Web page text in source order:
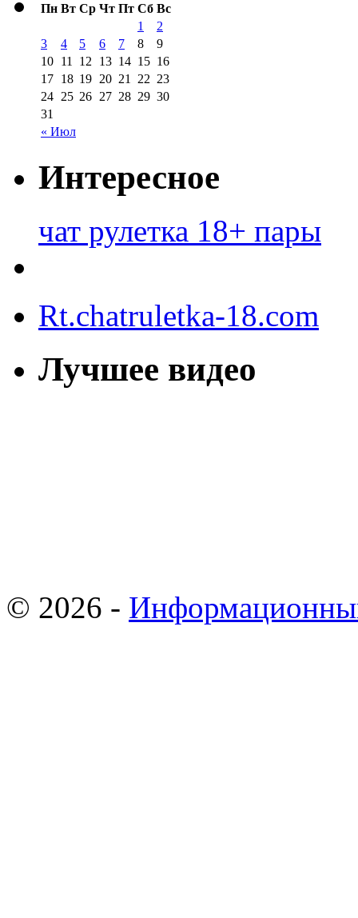
Пн Вт Ср Чт Пт Сб Вс
« Июл
1
2
3
4 5 6 7 8
9
10 11 12 13 14 15 16
17 18 19 20 21 22 23
24 25 26 27 28 29 30
31
Интересное
чат рулетка 18+ пары
Rt.chatruletka-18.com
Лучшее видео
© 2026 -